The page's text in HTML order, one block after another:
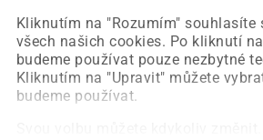
Kliknutím na "Rozumím" souhlasíte
všech našich cookies. Po kliknutí
budeme používat pouze nezbytné
Kliknutím na "Upravit" můžete
budeme používat.
Obnovit stránku